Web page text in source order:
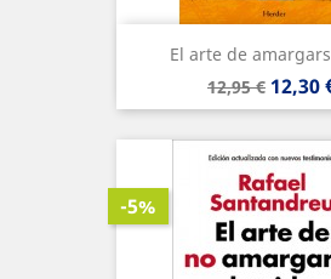
El arte de
Precio
base
12,95 € Precio
12,30
-5%